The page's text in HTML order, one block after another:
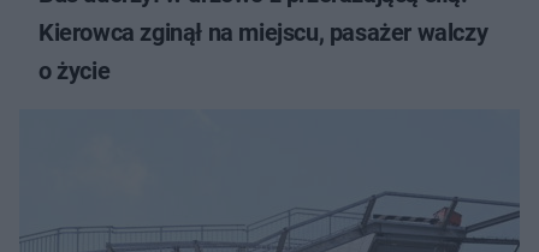
Kierowca zginął na miejscu, pasażer walczy
o życie